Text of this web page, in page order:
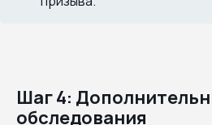
Шаг 4:
обследования